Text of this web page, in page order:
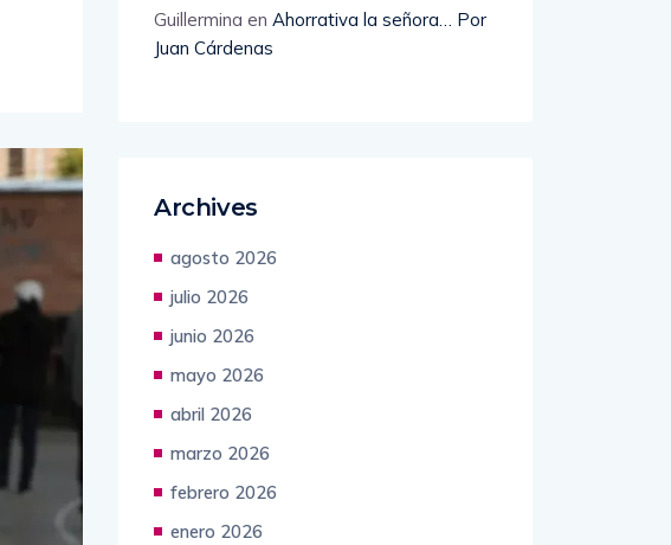
Cárdenas
Guillermina
Archives
agosto 2026
julio 2026
junio 2026
mayo 2026
abril 2026
marzo 2026
febrero 2026